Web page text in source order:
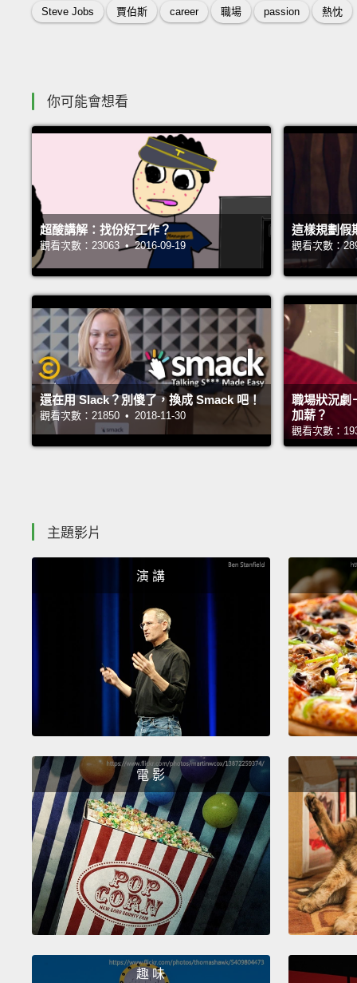
Steve Jobs 賈伯斯 career 職場 passion 熱忱
你可能會想看
超酸講解：找份好工作？
觀看次數：23063 • 2016-09-19
這樣規劃假
觀看次數：
還在用 Slack？別傻了，換成 Smack 吧！
觀看次數：21850 • 2018-11-30
職場狀況劇
加薪？
觀看次數：
主題影片
演 講
電 影
趣 味